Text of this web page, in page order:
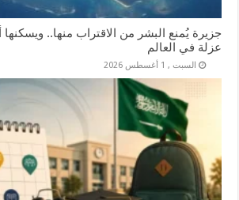
جزيرة يُمنع البشر من الاقتراب منها..
عزلة في العالم
السبت , 1 أغسطس 2026